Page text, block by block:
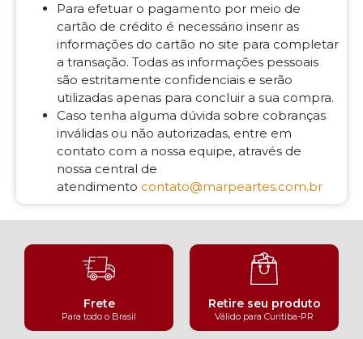
Para efetuar o pagamento por meio de
cartão de crédito é necessário inserir as
informações do cartão no site para completar
a transação. Todas as informações pessoais
são estritamente confidenciais e serão
utilizadas apenas para concluir a sua compra.
Caso tenha alguma dúvida sobre cobranças
inválidas ou não autorizadas, entre em
contato com a nossa equipe, através de
nossa central de
atendimento contato@marpeartes.com.br
Frete
Para todo o Brasil
Retire seu produto
Válido para Curitiba-PR